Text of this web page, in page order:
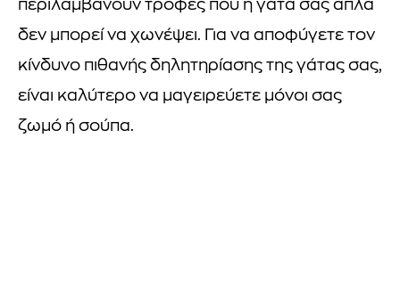
περιλαμβάνουν τροφές που η γάτα σας απλά
δεν μπορεί να χωνέψει. Για να αποφύγετε τον
κίνδυνο πιθανής δηλητηρίασης της γάτας σας,
είναι καλύτερο να μαγειρεύετε μόνοι σας
ζωμό ή σούπα.